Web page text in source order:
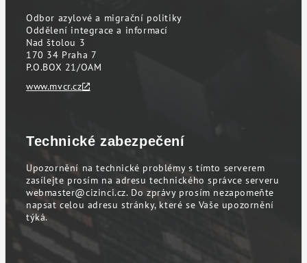
Odbor azylové a migrační politiky
Oddělení integrace a informací
Nad štolou 3
170 34 Praha 7
P.O.BOX 21/OAM
www.mvcr.cz
Technické zabezpečení
Upozornění na technické problémy s tímto serverem
zasílejte prosím na adresu technického správce serveru
webmaster@cizinci.cz. Do zprávy prosím nezapomeňte
napsat celou adresu stránky, které se Vaše upozornění
týká.